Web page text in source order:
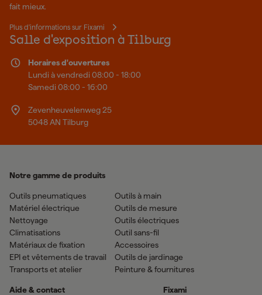
fait mieux.
Plus d'informations sur Fixami
Salle d'exposition à Tilburg
Horaires d'ouvertures
Lundi à vendredi 08:00 - 18:00
Samedi 08:00 - 16:00
Zevenheuvelenweg 25
5048 AN Tilburg
Notre gamme de produits
Outils pneumatiques
Matériel électrique
Nettoyage
Climatisations
Matériaux de fixation
EPI et vêtements de travail
Transports et atelier
Outils à main
Outils de mesure
Outils électriques
Outil sans-fil
Accessoires
Outils de jardinage
Peinture & fournitures
Aide & contact Fixami